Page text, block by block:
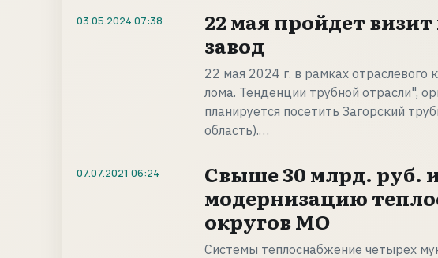
03.05.2024 07:38
22 мая пройдет
завод
22 мая 2024 г. в рамках отраслевого
лома. Тенденции трубной отрасли",
планируется посетить Загорский
область).…
07.07.2021 06:24
Свыше 30 млрд. руб.
модернизацию
округов МО
Системы теплоснабжение четырех